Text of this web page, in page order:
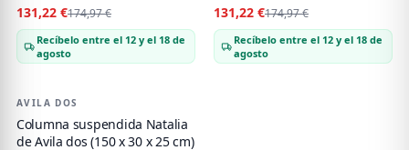
131,22 €174,97 €
Recíbelo entre el 12 y el 18 de
agosto
131,22 €174,97 €
Recíbelo entre el 12 y el 18 de
agosto
-23%
AVILA DOS
Columna suspendida Natalia
de Avila dos (150 x 30 x 25 cm)